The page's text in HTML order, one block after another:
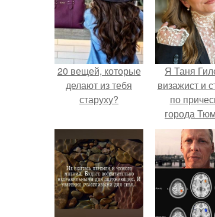
20 вещей, которые
делают из тебя
старуху?
Я Таня
визажист и
по
города